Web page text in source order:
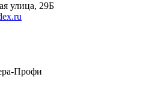
улица, 29Б
Профи